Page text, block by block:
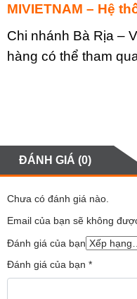
MIVIETNAM – Hệ
Chi nhánh Bà Rịa –
hàng có thể tham
phẩm. Và đặc biệt,
Thơ, Biên Hoà, Bình
ĐÁNH GIÁ (0)
Chưa có đánh giá nào.
Email của bạn sẽ không
Đánh giá của bạn
Đánh giá của bạn *